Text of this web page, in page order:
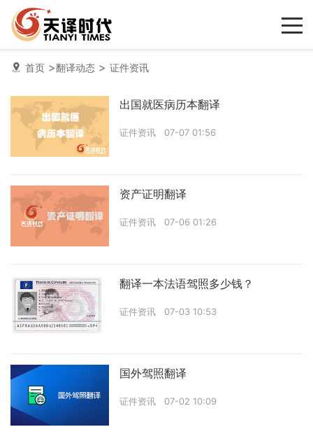
首页 >翻译动态 > 证件资讯
出国就医病历本翻译
证件资讯 07-07 01:56
资产证明翻译
证件资讯 07-06 01:26
翻译一本法语驾照多少钱？
证件资讯 07-03 10:53
国外驾照翻译
证件资讯 07-02 10:09